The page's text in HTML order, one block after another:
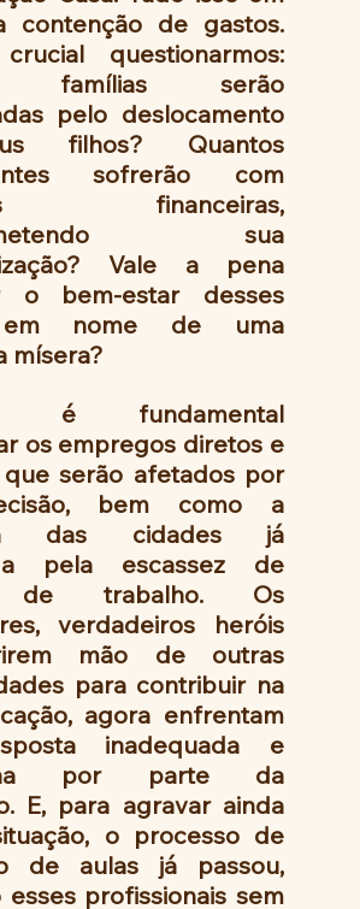
contenção de gastos.
questionarmos:
famílias serão
pelo deslocamento
filhos? Quantos
sofrerão com
financeiras,
sua
Vale a pena
o bem-estar desses
em nome de uma
mísera?
é fundamental
os empregos diretos e
serão afetados por
bem como a
das cidades já
pela escassez de
de trabalho. Os
verdadeiros heróis
mão de outras
para contribuir na
agora enfrentam
inadequada e
por parte da
E, para agravar ainda
o processo de
de aulas já passou,
esses profissionais sem